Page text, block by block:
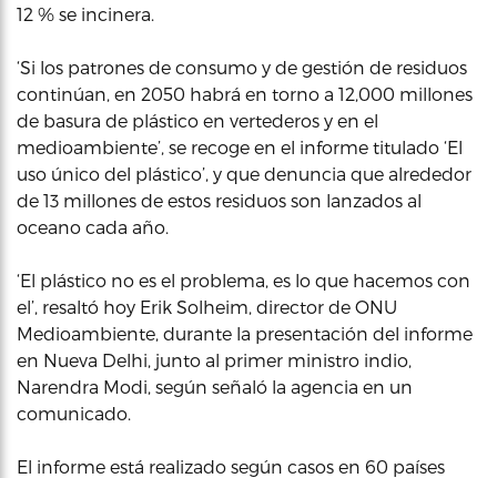
12 % se incinera.
‘Si los patrones de consumo y de gestión de residuos
continúan, en 2050 habrá en torno a 12,000 millones
de basura de plástico en vertederos y en el
medioambiente’, se recoge en el informe titulado ‘El
uso único del plástico’, y que denuncia que alrededor
de 13 millones de estos residuos son lanzados al
oceano cada año.
‘El plástico no es el problema, es lo que hacemos con
el’, resaltó hoy Erik Solheim, director de ONU
Medioambiente, durante la presentación del informe
en Nueva Delhi, junto al primer ministro indio,
Narendra Modi, según señaló la agencia en un
comunicado.
El informe está realizado según casos en 60 países